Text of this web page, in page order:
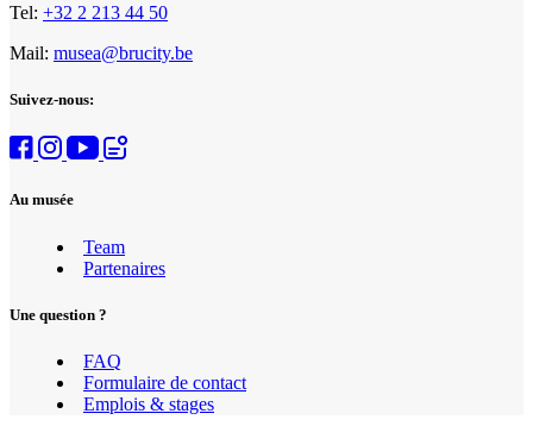
Tel: +32 2 213 44 50
Mail: musea@brucity.be
Suivez-nous:
Au musée
Team
Partenaires
Une question ?
FAQ
Formulaire de contact
Emplois & stages